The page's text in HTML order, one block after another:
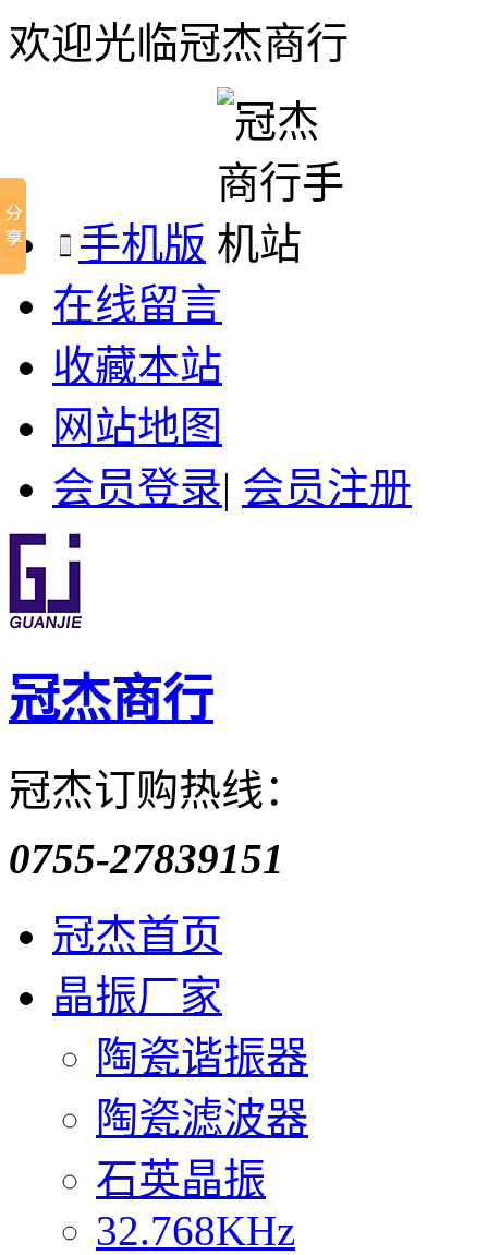
欢迎光临冠杰商行
手机版
在线留言
收藏本站
网站地图
会员登录| 会员注册
冠杰商行
冠杰订购热线：
0755-27839151
冠杰首页
晶振厂家
陶瓷谐振器
陶瓷滤波器
石英晶振
32.768KHz